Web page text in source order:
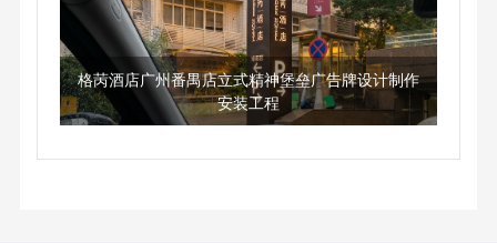
格苪酒店广州番禺店立式精神堡垒广告牌设计制作
安装工程